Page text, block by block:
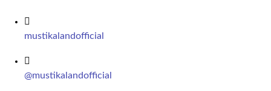
mustikalandofficial
@mustikalandofficial